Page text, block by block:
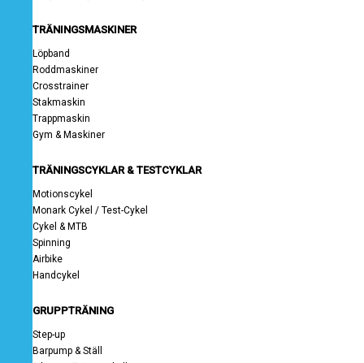
TRÄNINGSMASKINER
Löpband
Roddmaskiner
Crosstrainer
Stakmaskin
Trappmaskin
Gym & Maskiner
TRÄNINGSCYKLAR & TESTCYKLAR
Motionscykel
Monark Cykel / Test-Cykel
Cykel & MTB
Spinning
Airbike
Handcykel
GRUPPTRÄNING
Step-up
Barpump & Ställ